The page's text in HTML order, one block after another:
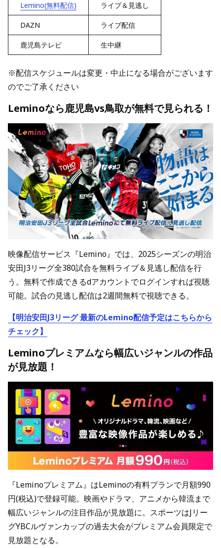
Lemino(無料配信) ライブ＆見逃し
DAZN ライブ配信
鹿児島テレビ 生中継
※配信スケジュールは変更・中止になる場合がございます
のでご了承ください
Leminoなら鹿児島vs鳥取が無料で見られる！
映像配信サービス『Lemino』では、2025シーズンの明治
安田J3リーグ全380試合を無料ライブ＆見逃し配信を行
う。無料で作成できるdアカウントでログインすれば視聴
可能。試合の見逃し配信は2週間無料で視聴できる。
【明治安田J3リーグ 最新のLemino配信予定はこちらから
チェック】
Leminoプレミアムなら幅広いジャンルの作品
が見放題！
『Leminoプレミアム』はLeminoの有料プランで月額990
円(税込)で登録可能。映画やドラマ、アニメから韓流まで
幅広いジャンルの注目作品が見放題に。スポーツはJリー
グYBCルヴァンカップの過去大会がプレミアム会員限定で
見放題となる。